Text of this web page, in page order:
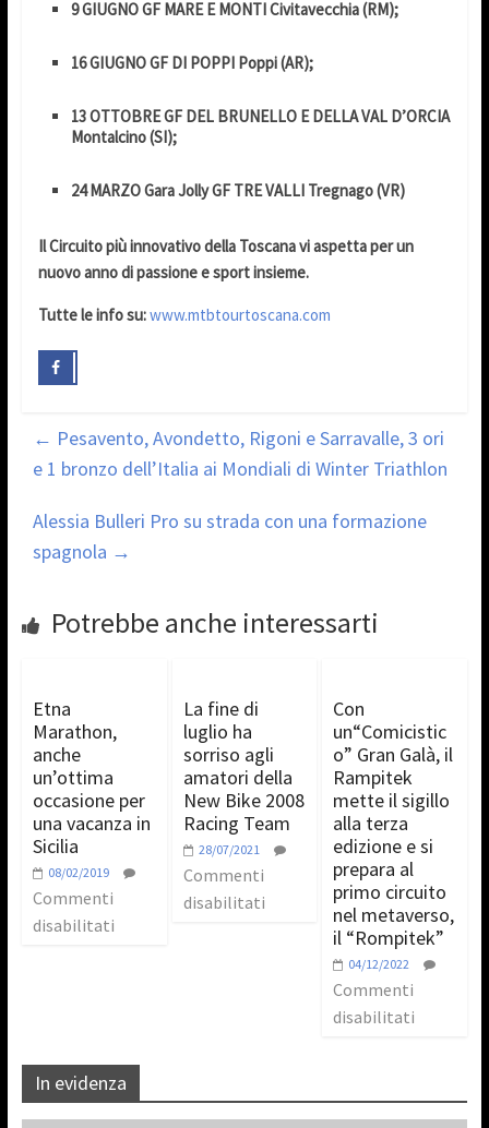
9 GIUGNO GF MARE E MONTI Civitavecchia (RM);
16 GIUGNO GF DI POPPI Poppi (AR);
13 OTTOBRE GF DEL BRUNELLO E DELLA VAL D’ORCIA
Montalcino (SI);
24 MARZO Gara Jolly GF TRE VALLI Tregnago (VR)
Il Circuito più innovativo della Toscana vi aspetta per un
nuovo anno di passione e sport insieme.
Tutte le info su:www.mtbtourtoscana.com
← Pesavento, Avondetto, Rigoni e Sarravalle, 3 ori
e 1 bronzo dell’Italia ai Mondiali di Winter Triathlon
Alessia Bulleri Pro su strada con una formazione
spagnola →
Potrebbe anche interessarti
Etna
Marathon,
anche
un’ottima
occasione per
una vacanza in
Sicilia
08/02/2019
Commenti
disabilitati
La fine di
luglio ha
sorriso agli
amatori della
New Bike 2008
Racing Team
28/07/2021
Commenti
disabilitati
Con
un“Comicistic
o” Gran Galà, il
Rampitek
mette il sigillo
alla terza
edizione e si
prepara al
primo circuito
nel metaverso,
il “Rompitek”
04/12/2022
Commenti
disabilitati
In evidenza